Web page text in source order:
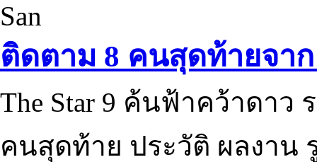
San
ติดตาม 8 คนสุดท้ายจาก
The Star 9 ค้นฟ้าคว้าดาว
คนสุดท้าย ประวัติ ผลงาน